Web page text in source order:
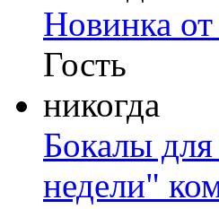
Новинка
Гость
никогда
Бокалы
недели"